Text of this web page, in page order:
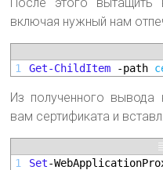
включая нужный нам
1
Get-ChildItem -path
Из полученного вывода
вам сертификата и
1
Set-